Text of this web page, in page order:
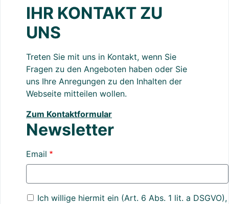
IHR KONTAKT ZU
UNS
Treten Sie mit uns in Kontakt, wenn Sie
Fragen zu den Angeboten haben oder Sie
uns Ihre Anregungen zu den Inhalten der
Webseite mitteilen wollen.
Zum Kontaktformular
Newsletter
Email
Ich willige hiermit ein (Art. 6 Abs. 1 lit. a DSGVO),